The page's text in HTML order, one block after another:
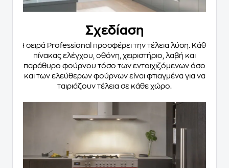
Σχεδίαση
Η σειρά Professional προσφέρει την τέλεια λύση. Κάθε
πίνακας ελέγχου, οθόνη, χειριστήριο, λαβή και
παράθυρο φούρνου τόσο των εντοιχιζόμενων όσο
και των ελεύθερων φούρνων είναι φτιαγμένα για να
ταιριάζουν τέλεια σε κάθε χώρο.